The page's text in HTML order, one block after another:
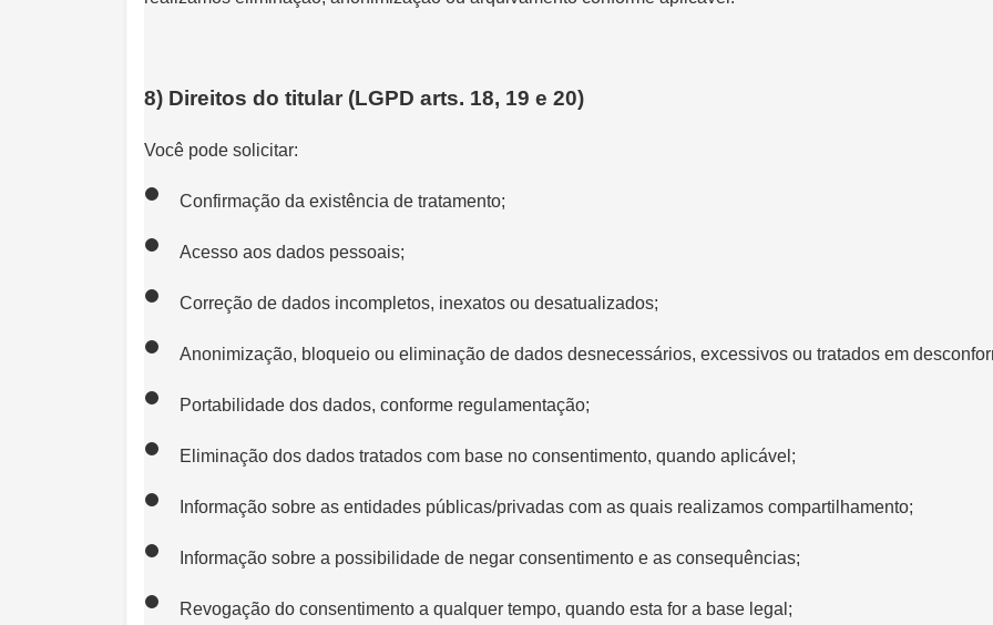
8) Direitos do titular (LGPD arts. 18, 19 e 20)
Você pode solicitar:
Confirmação da existência de tratamento;
Acesso aos dados pessoais;
Correção de dados incompletos, inexatos ou desatualizados;
Anonimização, bloqueio ou eliminação de dados desnecessários, excessivos ou tratados em
Portabilidade dos dados, conforme regulamentação;
Eliminação dos dados tratados com base no consentimento, quando aplicável;
Informação sobre as entidades públicas/privadas com as quais realizamos compartilhamento;
Informação sobre a possibilidade de negar consentimento e as consequências;
Revogação do consentimento a qualquer tempo, quando esta for a base legal;